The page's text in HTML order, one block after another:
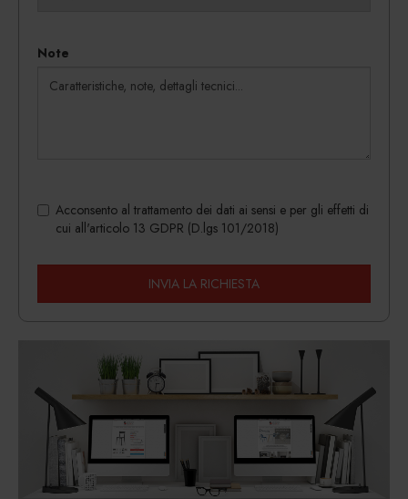
Note
Acconsento al trattamento dei dati ai sensi e per gli effetti di
cui all'articolo 13 GDPR (D.lgs 101/2018)
INVIA LA RICHIESTA